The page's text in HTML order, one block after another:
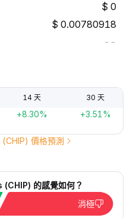
0
0.00780918
--
14 天 30 天
+8.30% +3.51%
價格預測
的感覺如何？
消極